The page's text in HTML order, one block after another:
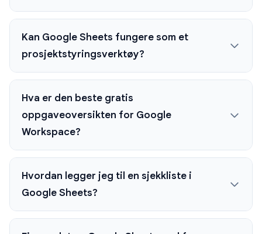
Kan Google Sheets fungere som et
prosjektstyringsverktøy?
Hva er den beste gratis
oppgaveoversikten for Google
Workspace?
Hvordan legger jeg til en sjekkliste i
Google Sheets?